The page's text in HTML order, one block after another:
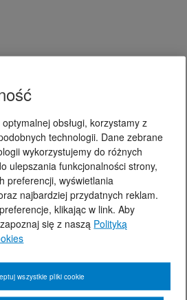
obsługi, korzystamy z
technologii. Dane zebrane
wykorzystujemy do różnych
ulepszania funkcjonalności strony,
preferencji, wyświetlania
najbardziej przydatnych reklam.
klikając w link. Aby
się z naszą Polityką
wszystkie pliki cookie